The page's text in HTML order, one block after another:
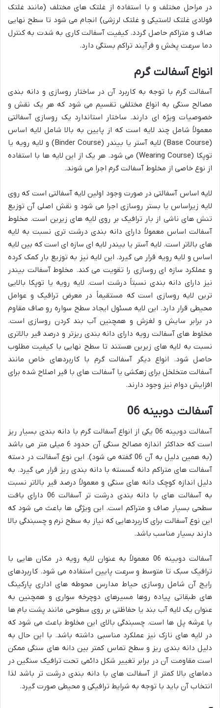
در مراحل مختلف و با استفاده از غلتک های مختلف (مانند غلتک
فولادی غلتک لاستیکی و غلتک لرزشی) انجام می شود تا سطح نهایی
صاف و متراکم حاصل گردد. کیفیت آسفالت کاری به شدت به کنترل
دما سرعت پخش و فرآیند تراکم بستگی دارد.
انواع آسفالت گرم
آسفالت گرم با توجه به کاربرد آن در ساختار روسازی و دانه بندی
مصالح سنگی به انواع مختلفی تقسیم می شود که هر یک نقش و
خصوصیات ویژه ای دارند. ساختار استاندارد یک روسازی آسفالتی
معمولاً شامل چند لایه است که از پایین به بالا شامل لایه اساس
(Base Course) لایه آستر یا بیندر (Binder Course) و لایه رویه یا
توپکا (Wearing Course) می شود. هر یک از این لایه ها با استفاده
از نوع خاصی از مخلوط آسفالت گرم اجرا می شوند.
لایه اساس آسفالتی در صورت وجود اولین لایه آسفالتی است که روی
لایه زیراساس یا بستر روسازی اجرا می شود و نقش اصلی آن توزیع
تنش های ناشی از بار ترافیک بر روی لایه های زیرین است. مخلوط
آسفالت اساس معمولاً دارای دانه بندی درشت تری نسبت به لایه
های بالاتر است. لایه آستر یا بیندر لایه ای سازه ای است که بین لایه
اساس و لایه رویه قرار می گیرد. این لایه نیز به توزیع بار کمک کرده
و عملکرد سازه ای روسازی را تقویت می کند. مخلوط آسفالت بیندر
نیز دارای دانه بندی نسبتاً درشت است. لایه رویه یا توپکا بالایی
ترین لایه روسازی است که مستقیماً در معرض ترافیک و عوامل
محیطی قرار دارد. این لایه مسئول ایجاد سطح سواره رو صاف مقاوم
در برابر سایش و لغزش و همچنین آب بند کردن روسازی است.
مخلوط های آسفالت رویه دارای دانه بندی ریزتر و درصد قیر بالاتری
نسبت به لایه های زیرین هستند تا سطح نهایی با کیفیت مطلوب
حاصل شود. انواع دیگر آسفالت گرم با کاربردهای خاص مانند
آسفالت متخلخل برای زهکشی یا آسفالت های با قیر اصلاح شده برای
افزایش دوام نیز وجود دارند.
آسفالت دوبینه 06
آسفالت دوبینه 06 یکی از انواع آسفالت گرم با دانه بندی بسیار ریز
است که حداکثر اندازه مصالح سنگی آن حدود 6 میلی متر می باشد
(به همین دلیل به آن 06 گفته می شود). این نوع آسفالت در دسته
آسفالت های متراکم دانه گسسته با دانه بندی ریز قرار می گیرد. به
دلیل اندازه کوچک دانه های سنگی و معمولاً درصد قیر بالاتر نسبت
به آسفالت های با دانه بندی درشت تر آسفالت 06 دارای بافت
سطحی بسیار صاف و متراکم است. این ویژگی ها باعث می شود که
این نوع آسفالت برای کاربردهایی که نیاز به سطح نرم و چسبندگی بالا
دارند بسیار مناسب باشد.
آسفالت دوبینه 06 معمولاً به عنوان لایه رویه در مکان هایی با
ترافیک سبک تا متوسط و سرعت پایین استفاده می شود. کاربردهای
رایج آن شامل روسازی حیاط مدارس محوطه های اداری پارکینگ
های طبقاتی پیاده روها مسیرهای دوچرخه سواری و همچنین به
عنوان یک لایه آب بند یا حفاظتی بر روی سطوحی مانند پشت بام ها
یا عرشه پل ها است. چسبندگی بالای این مخلوط باعث می شود که
در لایه های نازک نیز عملکرد مناسبی داشته باشد. با این حال به
دلیل دانه بندی ریز و سطح تماس کمتر بین دانه های سنگی ممکن
است مقاومت آن در برابر تغییر شکل دائمی تحت ترافیک سنگین در
دماهای بالا کمتر از آسفالت های با دانه بندی درشت تر باشد لذا
انتخاب آن باید با توجه به شرایط ترافیکی و محیطی صورت گیرد.